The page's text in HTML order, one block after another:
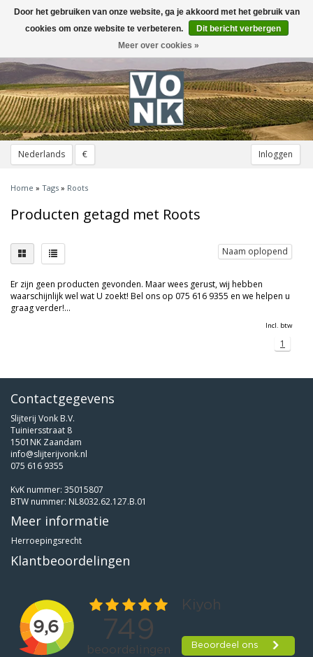
Nederlands € Inloggen
Toggle
navigation
Home » Tags » Roots
Producten getagd met Roots
Naam oplopend
Er zijn geen producten gevonden. Maar wees gerust, wij hebben
waarschijnlijk wel wat U zoekt! Bel ons op 075 616 9355 en we helpen u
graag verder!...
Incl. btw
1
Contactgegevens
Slijterij Vonk B.V.
Tuiniersstraat 8
1501NK Zaandam
info@slijterijvonk.nl
075 616 9355
KvK nummer: 35015807
BTW nummer: NL8032.62.127.B.01
Meer informatie
Herroepingsrecht
Klantbeoordelingen
Door het gebruiken van onze website, ga je akkoord met het gebruik van
cookies om onze website te verbeteren.
Dit bericht verbergen
Meer over cookies »